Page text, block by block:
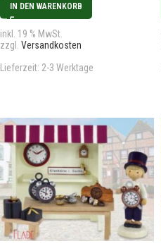
IN DEN WARENKORB
inkl. 19 % MwSt.
zzgl. Versandkosten
Lieferzeit: 2-3 Werktage